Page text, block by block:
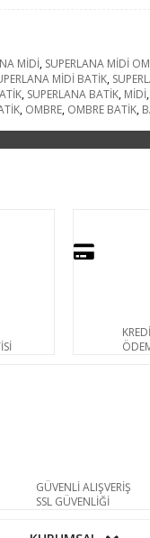
MİDİ, SUPERLANA MİDİ
MİDİ BATİK,
, SUPERLANA BATİK, MİDİ,
, OMBRE, OMBRE BATİK,
GÜVENLİ ALIŞVERİŞ
SSL GÜVENLİĞİ